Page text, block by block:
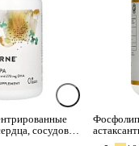
сосудов и